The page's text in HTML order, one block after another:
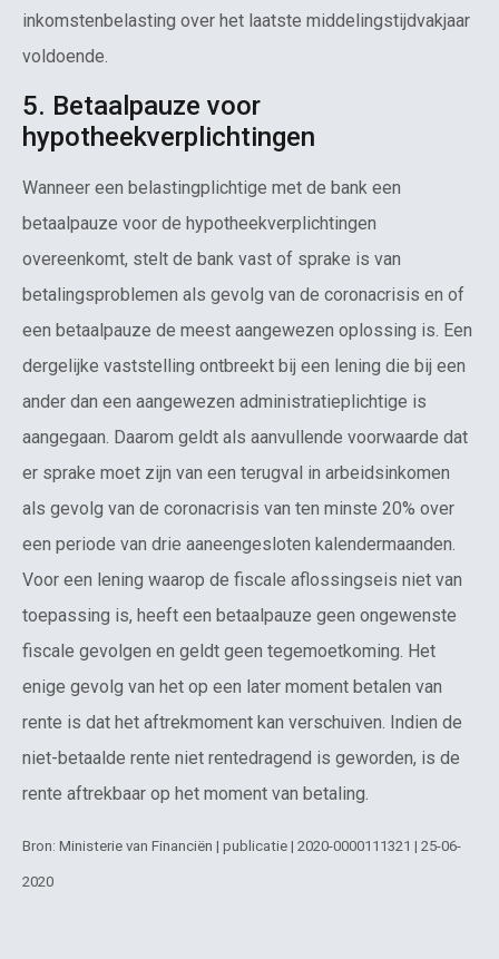
inkomstenbelasting over het laatste middelingstijdvakjaar
voldoende.
5. Betaalpauze voor
hypotheekverplichtingen
Wanneer een belastingplichtige met de bank een
betaalpauze voor de hypotheekverplichtingen
overeenkomt, stelt de bank vast of sprake is van
betalingsproblemen als gevolg van de coronacrisis en of
een betaalpauze de meest aangewezen oplossing is. Een
dergelijke vaststelling ontbreekt bij een lening die bij een
ander dan een aangewezen administratieplichtige is
aangegaan. Daarom geldt als aanvullende voorwaarde dat
er sprake moet zijn van een terugval in arbeidsinkomen
als gevolg van de coronacrisis van ten minste 20% over
een periode van drie aaneengesloten kalendermaanden.
Voor een lening waarop de fiscale aflossingseis niet van
toepassing is, heeft een betaalpauze geen ongewenste
fiscale gevolgen en geldt geen tegemoetkoming. Het
enige gevolg van het op een later moment betalen van
rente is dat het aftrekmoment kan verschuiven. Indien de
niet-betaalde rente niet rentedragend is geworden, is de
rente aftrekbaar op het moment van betaling.
Bron: Ministerie van Financiën | publicatie | 2020-0000111321 | 25-06-
2020